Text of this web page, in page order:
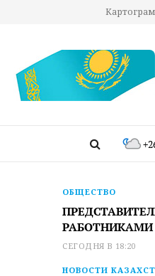
ОБЩЕСТВО
РАБОТНИКАМИ
СЕГОДНЯ В 18:20
НОВОСТИ